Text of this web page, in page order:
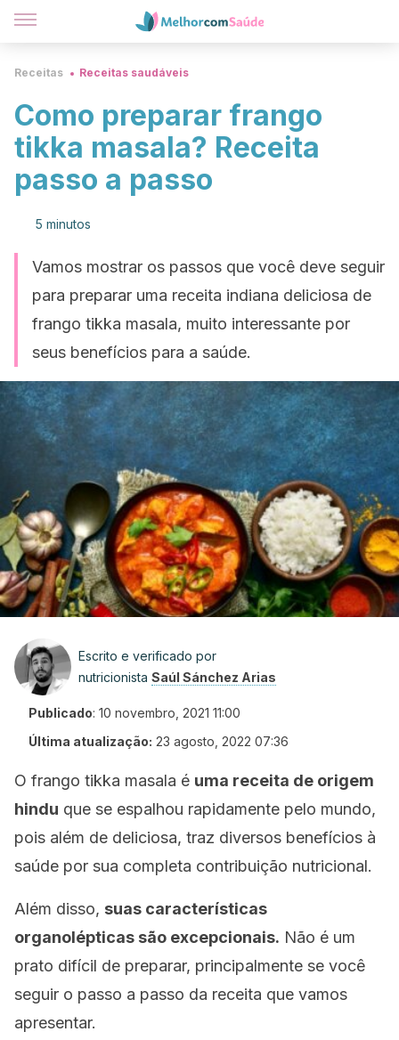
Receitas Receitas saudáveis
Como preparar frango
tikka masala? Receita
passo a passo
5 minutos
Vamos mostrar os passos que você deve seguir
para preparar uma receita indiana deliciosa de
frango tikka masala, muito interessante por
seus benefícios para a saúde.
Escrito e verificado por
nutricionista Saúl Sánchez Arias
Publicado: 10 novembro, 2021 11:00
Última atualização: 23 agosto, 2022 07:36
O frango tikka masala é uma receita de origem
hindu que se espalhou rapidamente pelo mundo,
pois além de deliciosa, traz diversos benefícios à
saúde por sua completa contribuição nutricional.
Além disso, suas características
organolépticas são excepcionais. Não é um
prato difícil de preparar, principalmente se você
seguir o passo a passo da receita que vamos
apresentar.